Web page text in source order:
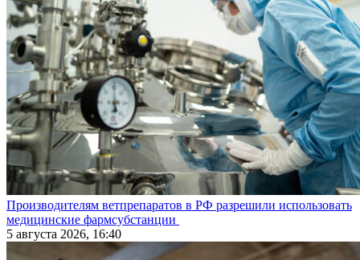
Производителям ветпрепаратов в РФ разрешили использовать
медицинские фармсубстанции
5 августа 2026, 16:40